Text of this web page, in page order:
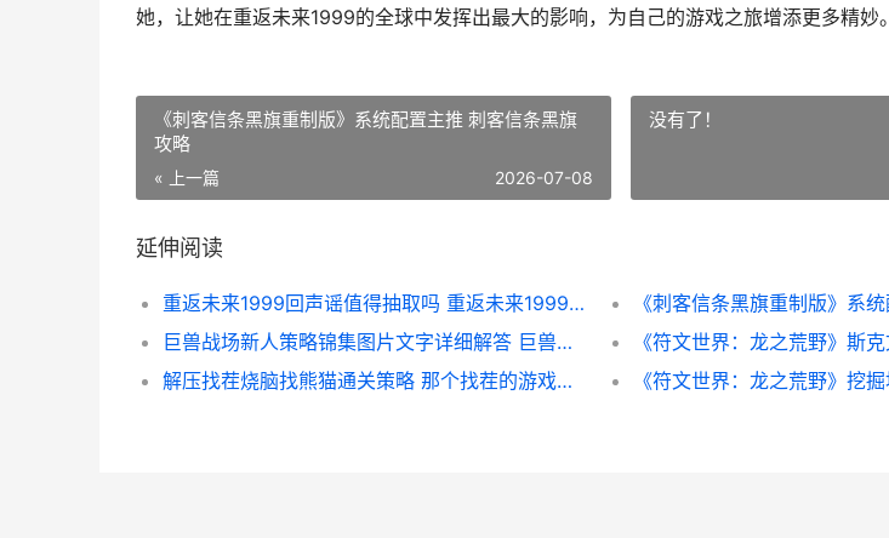
她，让她在重返未来1999的全球中发挥出最大的影响，为自己的游戏之旅增添更多精妙。
《刺客信条黑旗重制版》系统配置主推 刺客信条黑旗
攻略
« 上一篇 2026-07-08
没有了！
延伸阅读
重返未来1999回声谣值得抽取吗 重返未来1999回声谣
巨兽战场新人策略锦集图片文字详细解答 巨兽战场新手攻略
解压找茬烧脑找熊猫通关策略 那个找茬的游戏叫什么